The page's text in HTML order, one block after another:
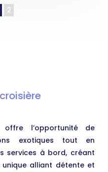
2
l’opportunité de
exotiques tout en
services à bord, créant
alliant détente et